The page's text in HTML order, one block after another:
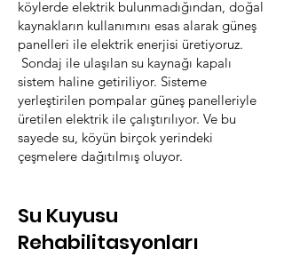
köylerde elektrik bulunmadığından, doğal
kaynakların kullanımını esas alarak güneş
panelleri ile elektrik enerjisi üretiyoruz.
Sondaj ile ulaşılan su kaynağı kapalı
sistem haline getiriliyor. Sisteme
yerleştirilen pompalar güneş panelleriyle
üretilen elektrik ile çalıştırılıyor. Ve bu
sayede su, köyün birçok yerindeki
çeşmelere dağıtılmış oluyor.
Su Kuyusu
Rehabilitasyonları